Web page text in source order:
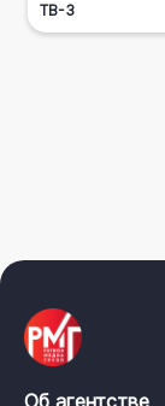
ТВ-3
Об агентстве